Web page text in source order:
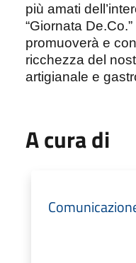
più amati
“Giornata
promuoverà e
ricchezza del
artigianale e
A cura di